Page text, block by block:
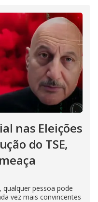
nas Eleições
do TSE,
qualquer pessoa pode
vez mais convincentes